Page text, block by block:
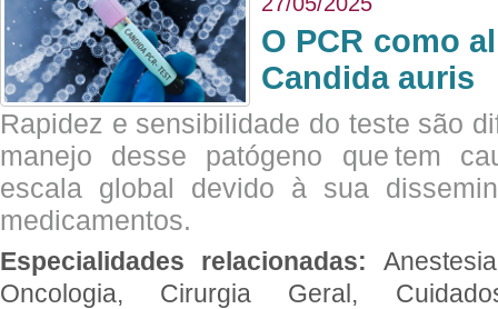
O PCR como
Candida auris
Rapidez e sensibilidade do teste são
manejo desse patógeno que tem
escala global devido à sua
medicamentos.
Especialidades relacionadas:
Oncologia, Cirurgia Geral,